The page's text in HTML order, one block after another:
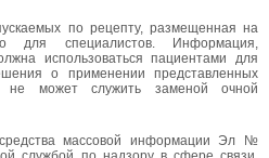
по рецепту, размещенная на
для специалистов. Информация,
использоваться пациентами для
о применении представленных
не может служить заменой очной
средства массовой информации Эл №